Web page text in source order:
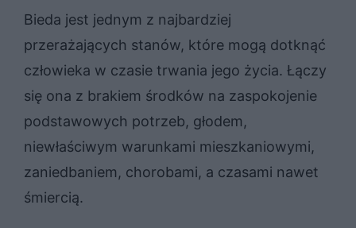
Bieda jest jednym z najbardziej
przerażających stanów, które mogą dotknąć
człowieka w czasie trwania jego życia. Łączy
się ona z brakiem środków na zaspokojenie
podstawowych potrzeb, głodem,
niewłaściwym warunkami mieszkaniowymi,
zaniedbaniem, chorobami, a czasami nawet
śmiercią.